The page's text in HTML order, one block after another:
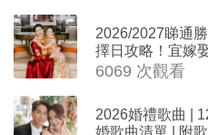
2026/2027睇通
擇日攻略！宜嫁
沖生肖一覽
6069 次觀看
2026婚禮歌曲 |
婚歌曲清單 | 附